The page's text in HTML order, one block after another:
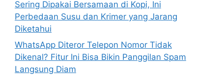
Sering Dipakai Bersamaan di Kopi, Ini
Perbedaan Susu dan Krimer yang Jarang
Diketahui
WhatsApp Diteror Telepon Nomor Tidak
Dikenal? Fitur Ini Bisa Bikin Panggilan Spam
Langsung Diam